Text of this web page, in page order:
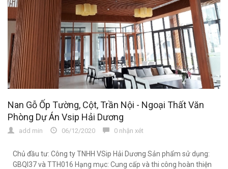
Nan Gỗ Ốp Tường, Cột, Trần Nội - Ngoại Thất Văn
Phòng Dự Án Vsip Hải Dương
add min 06/12/2020 0 nhận xét
Chủ đầu tư: Công ty TNHH VSip Hải Dương Sản phẩm sử dụng:
GBQI37 và TTH016 Hạng mục: Cung cấp và thi công hoàn thiện